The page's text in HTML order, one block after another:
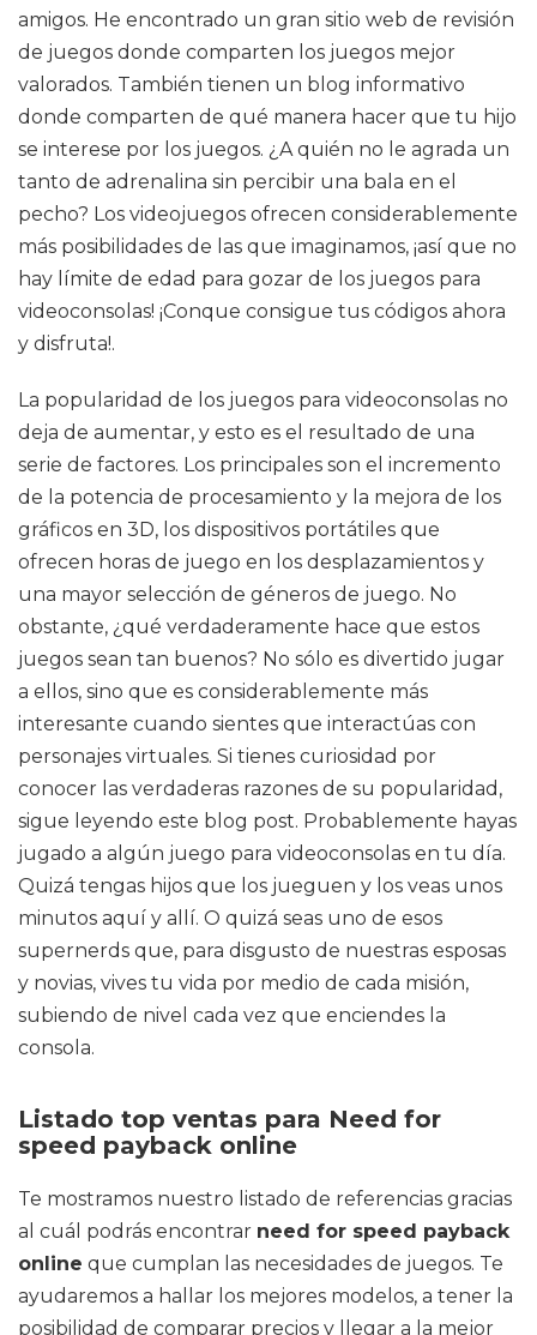
amigos. He encontrado un gran sitio web de revisión
de juegos donde comparten los juegos mejor
valorados. También tienen un blog informativo
donde comparten de qué manera hacer que tu hijo
se interese por los juegos. ¿A quién no le agrada un
tanto de adrenalina sin percibir una bala en el
pecho? Los videojuegos ofrecen considerablemente
más posibilidades de las que imaginamos, ¡así que no
hay límite de edad para gozar de los juegos para
videoconsolas! ¡Conque consigue tus códigos ahora
y disfruta!.
La popularidad de los juegos para videoconsolas no
deja de aumentar, y esto es el resultado de una
serie de factores. Los principales son el incremento
de la potencia de procesamiento y la mejora de los
gráficos en 3D, los dispositivos portátiles que
ofrecen horas de juego en los desplazamientos y
una mayor selección de géneros de juego. No
obstante, ¿qué verdaderamente hace que estos
juegos sean tan buenos? No sólo es divertido jugar
a ellos, sino que es considerablemente más
interesante cuando sientes que interactúas con
personajes virtuales. Si tienes curiosidad por
conocer las verdaderas razones de su popularidad,
sigue leyendo este blog post. Probablemente hayas
jugado a algún juego para videoconsolas en tu día.
Quizá tengas hijos que los jueguen y los veas unos
minutos aquí y allí. O quizá seas uno de esos
supernerds que, para disgusto de nuestras esposas
y novias, vives tu vida por medio de cada misión,
subiendo de nivel cada vez que enciendes la
consola.
Listado top ventas para Need for
speed payback online
Te mostramos nuestro listado de referencias gracias
al cuál podrás encontrar need for speed payback
online que cumplan las necesidades de juegos. Te
ayudaremos a hallar los mejores modelos, a tener la
posibilidad de comparar precios y llegar a la mejor